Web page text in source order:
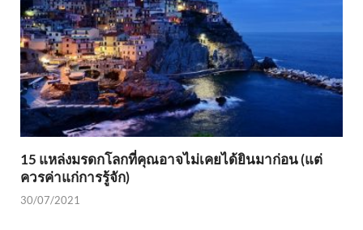
15 แหล่งมรดกโลกที่คุณอาจไม่เคยได้ยินมาก่อน (แต่
ควรค่าแก่การรู้จัก)
30/07/2021